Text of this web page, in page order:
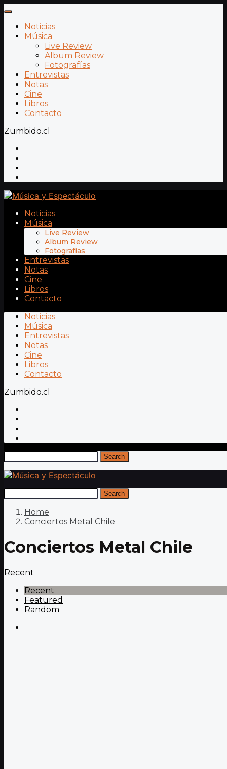
Noticias
Música
Live Review
Album Review
Fotografías
Entrevistas
Notas
Cine
Libros
Contacto
Zumbido.cl
Noticias
Música
Live Review
Album Review
Fotografías
Entrevistas
Notas
Cine
Libros
Contacto
Noticias
Música
Entrevistas
Notas
Cine
Libros
Contacto
Zumbido.cl
Search
Search
Home
Conciertos Metal Chile
Conciertos Metal Chile
Recent
Recent
Featured
Random